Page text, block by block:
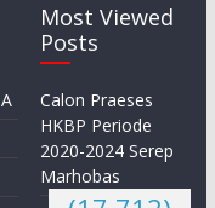
Most Viewed
Posts
Calon Praeses
HKBP Periode
2020-2024 Serep
Marhobas